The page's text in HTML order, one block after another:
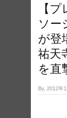
【
ソー
が登
祐天
を直
By, 2012年